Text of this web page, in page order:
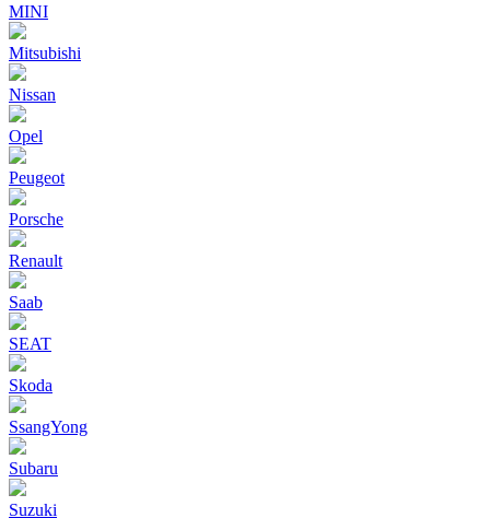
MINI
Mitsubishi
Nissan
Opel
Peugeot
Porsche
Renault
Saab
SEAT
Skoda
SsangYong
Subaru
Suzuki